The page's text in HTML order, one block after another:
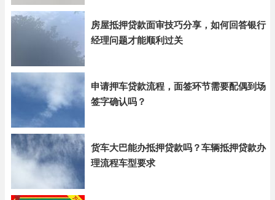
房屋抵押贷款面审技巧分享，如何回答银行
经理问题才能顺利过关
申请押车贷款流程，面签环节需要配偶到场
签字确认吗？
货车大巴能办抵押贷款吗？车辆抵押贷款办
理流程车型要求